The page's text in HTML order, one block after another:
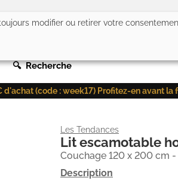
🔍 Recherche
(code : week17) Profitez-en avant la
Les Tendances
Lit escamotable
Couchage 120 x 200 cm -
Description
modifier ou retirer votre